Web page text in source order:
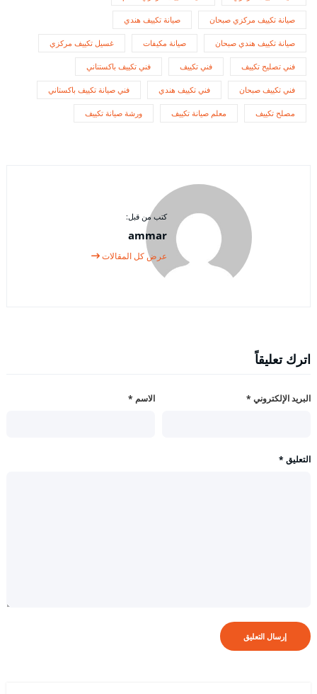
صيانة تكييف مركزي صبحان صيانة تكييف هندي
صيانة تكييف هندي صبحان صيانة مكيفات غسيل تكييف مركزي
فني تصليح تكييف فني تكييف فني تكييف باكستناني
فني تكييف صبحان فني تكييف هندي فني صيانة تكييف باكستاني
مصلح تكييف معلم صيانة تكييف ورشة صيانة تكييف
كتب من قبل:
ammar
عرض كل المقالات
اترك تعليقاً
الاسم * البريد الإلكتروني *
التعليق *